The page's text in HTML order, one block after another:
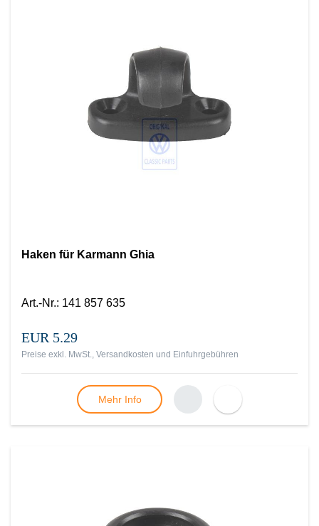
Haken für Karmann Ghia
Art.-Nr.: 141 857 635
EUR 5.29
Preise exkl. MwSt., Versandkosten und Einfuhrgebühren
Mehr Info